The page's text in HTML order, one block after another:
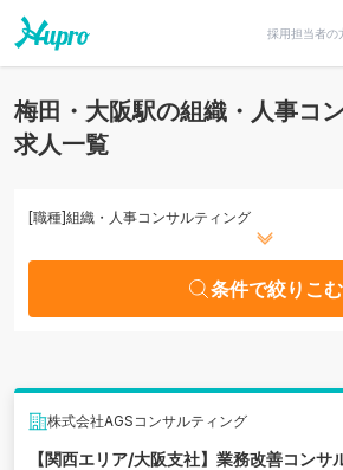
採用担当者の
梅田・大阪駅の組織・人事コ
求人一覧
[職種]組織・人事コンサルティング
条件で絞りこむ
株式会社AGSコンサルティング
【関西エリア/大阪支社】業務改善コンサ